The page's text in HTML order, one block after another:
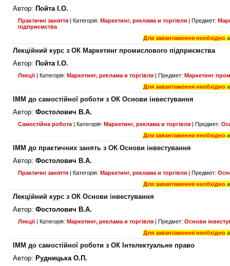
Автор: Пойта І.О.
Практичні заняття | Категорія: Маркетинг, реклама и торгівля | Предмет:
підприємства
Для завантаження необхідно
Лекційний курс з ОК Маркетинг промислового підприємства
Автор: Пойта І.О.
Лекції | Категорія: Маркетинг, реклама и торгівля | Предмет: Маркетинг
Для завантаження необхідно
ІММ до самостійної роботи з ОК Основи інвестування
Автор: Фостолович В.А.
Самостійна робота | Категорія: Маркетинг, реклама и торгівля | Предмет:
Для завантаження необхідно
ІММ до практичних занять з ОК Основи інвестування
Автор: Фостолович В.А.
Практичні заняття | Категорія: Маркетинг, реклама и торгівля | Предмет:
Для завантаження необхідно
Лекційний курс з ОК Основи інвестування
Автор: Фостолович В.А.
Лекції | Категорія: Маркетинг, реклама и торгівля | Предмет: Основи
Для завантаження необхідно
ІММ до самостійної роботи з ОК Інтелектуальне право
Автор: Рудницька О.П.